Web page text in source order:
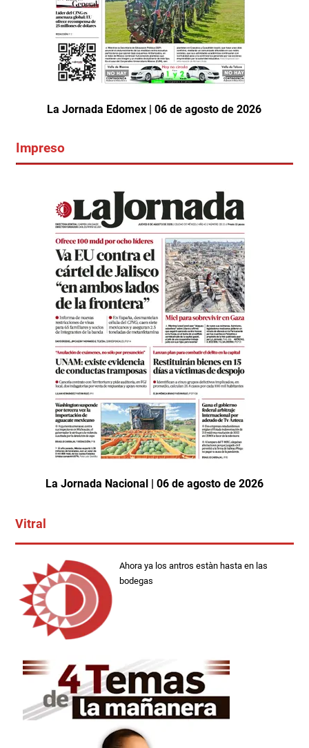
La Jornada Edomex | 06 de agosto de 2026
Impreso
La Jornada Nacional | 06 de agosto de 2026
Vitral
Ahora ya los antros estàn hasta en las
bodegas